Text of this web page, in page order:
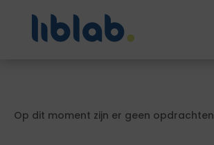
Op dit moment zijn er geen opdrachten